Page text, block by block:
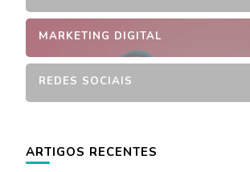
MARKETING DIGITAL
REDES SOCIAIS
ARTIGOS RECENTES